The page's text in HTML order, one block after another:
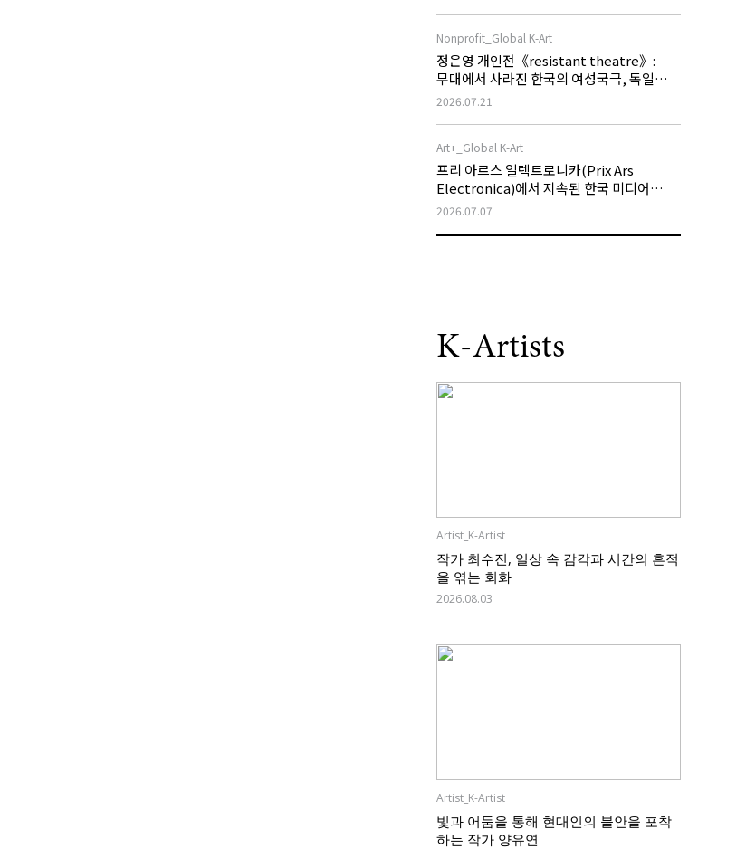
Nonprofit_Global K-Art
정은영 개인전《resistant theatre》:
무대에서 사라진 한국의 여성국극, 독일
슈투트가르트에서 새로운 저항의 무대로
2026.07.21
Art+_Global K-Art
프리 아르스 일렉트로니카(Prix Ars
Electronica)에서 지속된 한국 미디어
아트의 국제적 성과
2026.07.07
K-Artists
Artist_K-Artist
작가 최수진, 일상 속 감각과 시간의 흔적
을 엮는 회화
2026.08.03
Artist_K-Artist
빛과 어둠을 통해 현대인의 불안을 포착
하는 작가 양유연